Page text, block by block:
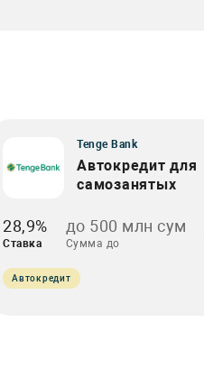
Tenge Bank
Автокредит для
самозанятых
28,9%
Ставка
до 500 млн сум
Сумма до
Автокредит